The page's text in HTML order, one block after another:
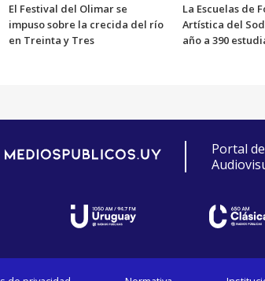
El Festival del Olimar se
impuso sobre la crecida del río
en Treinta y Tres
La Escuelas de
Artística del
año a 390
Portal